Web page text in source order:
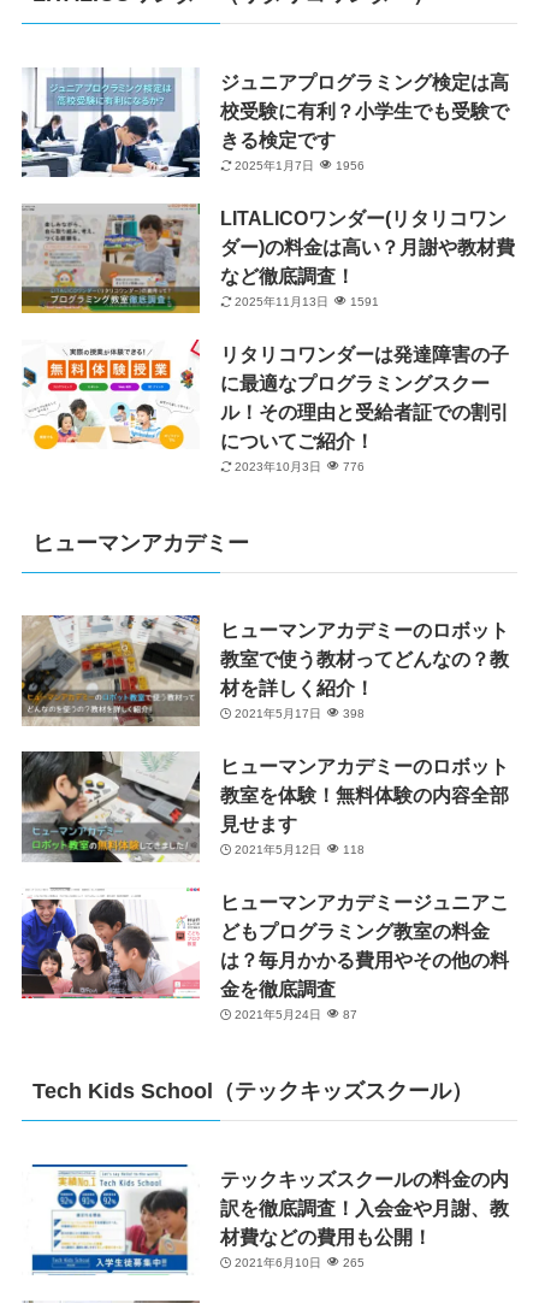
ジュニアプログラミング検定は高
校受験に有利？小学生でも受験で
きる検定です
2025年1月7日 1956
LITALICOワンダー(リタリコワン
ダー)の料金は高い？月謝や教材費
など徹底調査！
2025年11月13日 1591
リタリコワンダーは発達障害の子
に最適なプログラミングスクー
ル！その理由と受給者証での割引
についてご紹介！
2023年10月3日 776
ヒューマンアカデミー
ヒューマンアカデミーのロボット
教室で使う教材ってどんなの？教
材を詳しく紹介！
2021年5月17日 398
ヒューマンアカデミーのロボット
教室を体験！無料体験の内容全部
見せます
2021年5月12日 118
ヒューマンアカデミージュニアこ
どもプログラミング教室の料金
は？毎月かかる費用やその他の料
金を徹底調査
2021年5月24日 87
Tech Kids School（テックキッズスクール）
テックキッズスクールの料金の内
訳を徹底調査！入会金や月謝、教
材費などの費用も公開！
2021年6月10日 265